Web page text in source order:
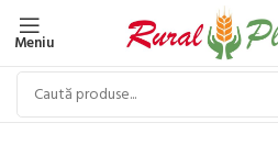
Meniu